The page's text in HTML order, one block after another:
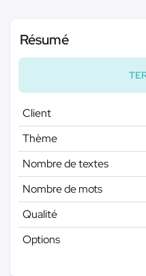
Résumé
Client
Thème
Nombre de textes
Nombre de mots
Qualité
Options